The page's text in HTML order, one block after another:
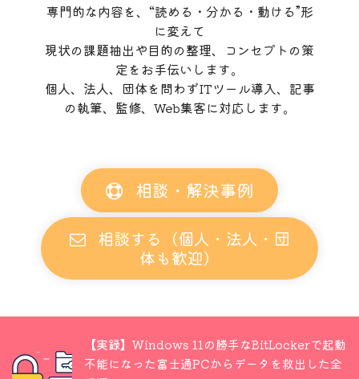
専門的な内容を、“読める・分かる・動ける”形
に変えて
現状の課題抽出や目的の整理、コンセプトの策
定をお手伝いします。
個人、法人、団体を問わずITツール導入、記事
の執筆、監修、Web集客に対応します。
相談・解決事例
相談する（個人・法人・団
体も歓迎）
【実録】Windows 11の勝手なBitLockerで起動
不能になった富士通PCからデータを救出した全